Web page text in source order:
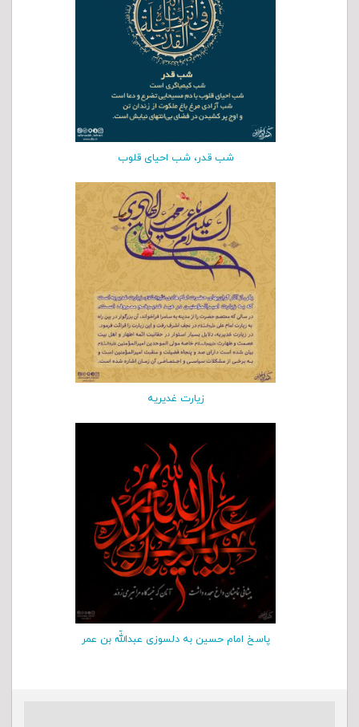
شب قدر، شب احیای قلوب
زیارت غدیریه
پاسخ امام حسین به دلسوزی عبداللّه بن عمر